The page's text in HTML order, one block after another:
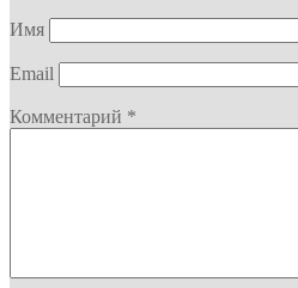
Имя
Email
Комментарий *